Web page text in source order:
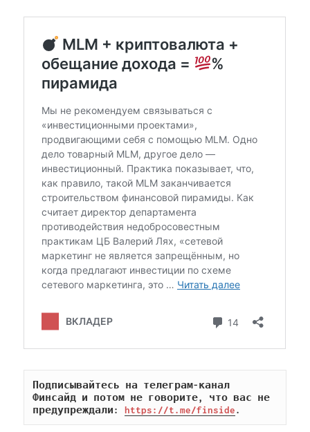
Подписывайтесь на телеграм-канал
Финсайд и потом не говорите, что вас не
предупреждали: https://t.me/finside.